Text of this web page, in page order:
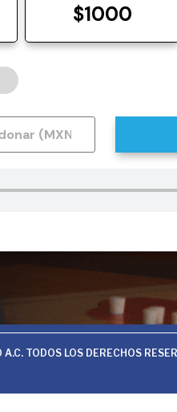
$1000
TODOS LOS DERECHOS